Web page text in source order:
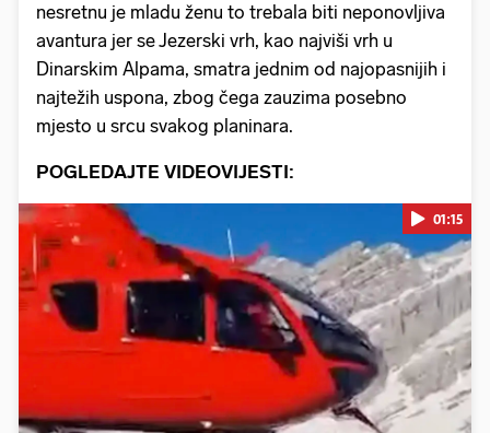
nesretnu je mladu ženu to trebala biti neponovljiva
avantura jer se Jezerski vrh, kao najviši vrh u
Dinarskim Alpama, smatra jednim od najopasnijih i
najtežih uspona, zbog čega zauzima posebno
mjesto u srcu svakog planinara.
POGLEDAJTE VIDEOVIJESTI:
Pokretanje videa...
01:15